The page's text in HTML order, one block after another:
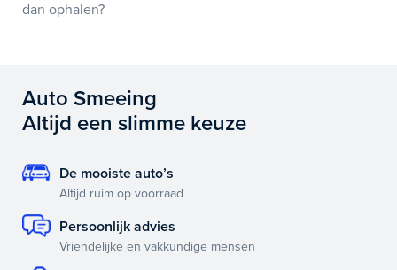
dan ophalen?
Auto Smeeing
Altijd een slimme keuze
De mooiste auto’s
Altijd ruim op voorraad
Persoonlijk advies
Vriendelijke en vakkundige mensen